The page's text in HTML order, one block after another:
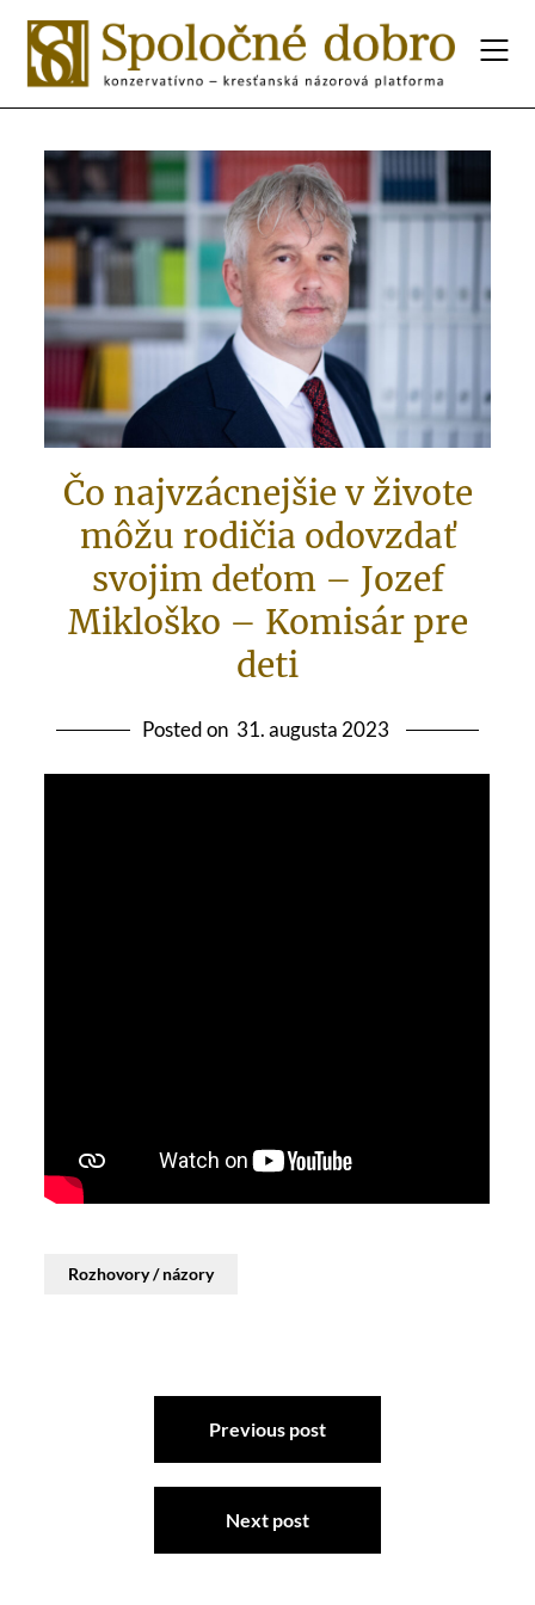
Čo najvzácnejšie v živote
môžu rodičia odovzdať
svojim deťom – Jozef
Mikloško – Komisár pre
deti
Posted on 31. augusta 2023
Rozhovory / názory
Previous post
Next post